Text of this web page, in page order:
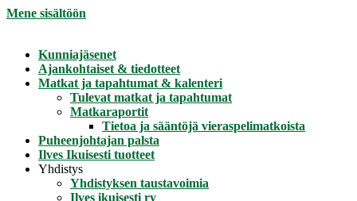
Mene sisältöön
Kunniajäsenet
Ajankohtaiset & tiedotteet
Matkat ja tapahtumat & kalenteri
Tulevat matkat ja tapahtumat
Matkaraportit
Tietoa ja sääntöjä vieraspelimatkoista
Puheenjohtajan palsta
Ilves Ikuisesti tuotteet
Yhdistys
Yhdistyksen taustavoimia
Ilves ikuisesti ry